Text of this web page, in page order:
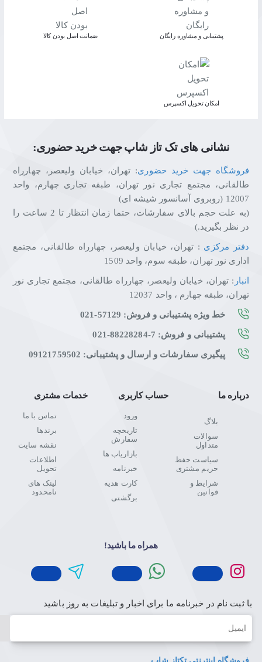
پشتیبانی و مشاوره رایگان ﺿﻤﺎﻧﺖ اﺻﻞ ﺑﻮدن ﮐﺎﻟﺎ
اﻣﮑﺎن ﺗﺤﻮﯾﻞ اﮐﺴﭙﺮس
نشانی های تک تاز شاپ جهت خرید حضوری:
فروشگاه جهت خرید حضوری: تهران، خیابان ولیعصر، چهارراه
طالقانی، مجتمع تجاری نور تهران، طبقه تجاری چهارم، واحد
12007 (روبروی آسانسور شیشه ای)
(به علت حجم بالای سفارشات، حتما زمان انتظار تا 2 ساعت را
در نظر بگیرید.)
دفتر مرکزی : تهران، خیابان ولیعصر، چهارراه طالقانی، مجتمع
اداری نور تهران، طبقه سوم، واحد 1509
انبار : تهران، خیابان ولیعصر، چهارراه طالقانی، مجتمع تجاری نور
تهران، طبقه چهارم ، واحد 12037
خط ویژه پشتیبانی و فروش: 57129-021
پشتیبانی و فروش: 7-88228284-021
پیگیری سفارشات و ارسال و پشتیبانی: 09121759502
درباره ما
بلاگ
سوالات
متداول
سیاست حفظ
حریم مشتری
شرایط و
قوانین
حساب کاربری
ورود
تاریخچه
سفارش
بازاریاب ها
خبرنامه
کارت هدیه
برگشتی
خدمات مشتری
تماس با ما
برندها
نقشه سایت
اطلاعات
تحویل
لینک های
نامحدود
همراه ما باشید!
با ثبت نام در خبرنامه ما برای اخبار و تبلیغات به روز باشید
ایمیل